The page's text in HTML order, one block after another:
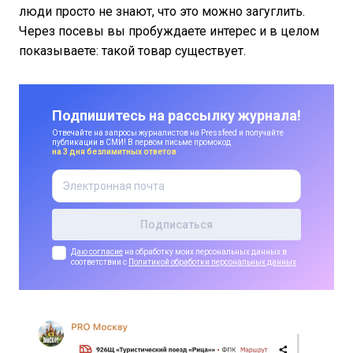
люди просто не знают, что это можно загуглить.
Через посевы вы пробуждаете интерес и в целом
показываете: такой товар существует.
Подпишитесь на рассылку журнала!
Отвечайте на запросы журналистов на Pressfeed и получайте
публикации в СМИ! В первом письме промокод
на 3 дня безлимитных ответов
Даю согласие на обработку моих персональных данных в
соответствии с Политикой обработки персональных данных